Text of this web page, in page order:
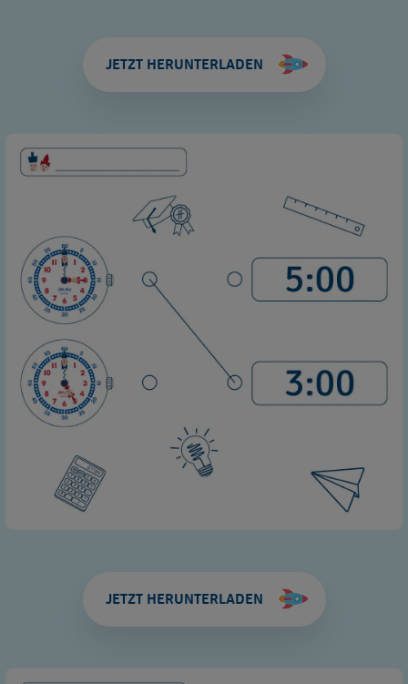
JETZT HERUNTERLADEN
JETZT HERUNTERLADEN